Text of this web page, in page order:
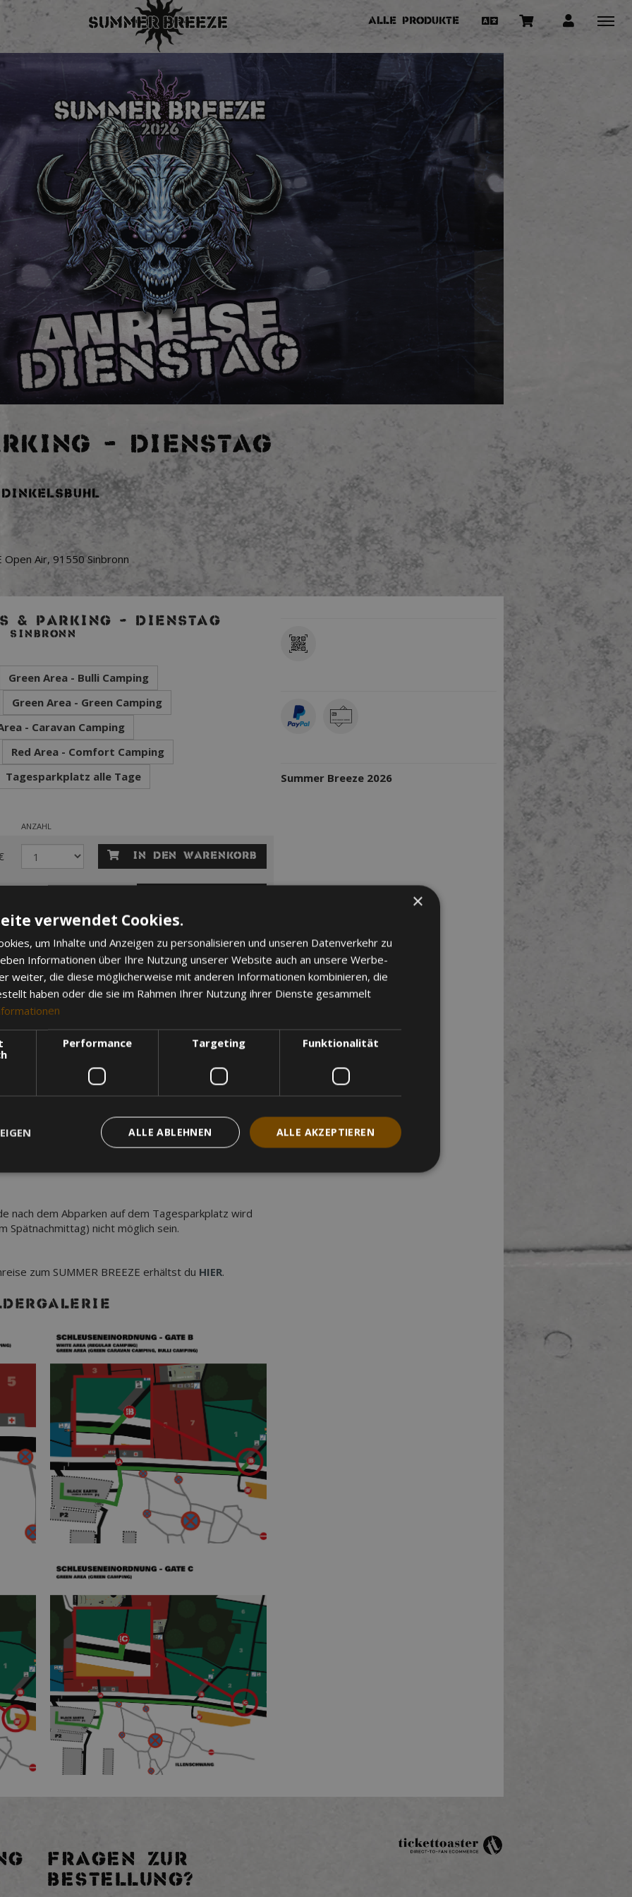
Alle Produkte
- DIENSTAG
Dinkelsbühl
Open Air, 91550 Sinbronn
& PARKING - DIENSTAG
SINBRONN
Green Area - Bulli Camping
Green Area - Green Camping
- Caravan Camping
Red Area - Comfort Camping
Tagesparkplatz alle Tage
ANZAHL
In den Warenkorb
Anreise
Fahrzeug anreisen und vor Ort parken
Vorbuchung nicht möglich!
nicht betroffen
Anreisetag und werden pro Fahrzeug fällig,
im Fahrzeug sitzen.
Person aus der Vergangenheit wird dadurch
einer Person durchführen zu lassen, damit alle
Für ein Anhänger wird ein separates
nach dem Abparken auf dem Tagesparkplatz wird
Spätnachmittag) nicht möglich sein.
zum SUMMER BREEZE erhältst du HIER.
Summer Breeze 2026
FRAGEN ZUR
BESTELLUNG?
×
verwendet Cookies.
um Inhalte und Anzeigen zu personalisieren und unseren Datenverkehr zu
Informationen über Ihre Nutzung unserer Website auch an unsere Werbe-
weiter, die diese möglicherweise mit anderen Informationen kombinieren, die
haben oder die sie im Rahmen Ihrer Nutzung ihrer Dienste gesammelt
Performance Targeting Funktionalität
ALLE AKZEPTIEREN
ALLE ABLEHNEN